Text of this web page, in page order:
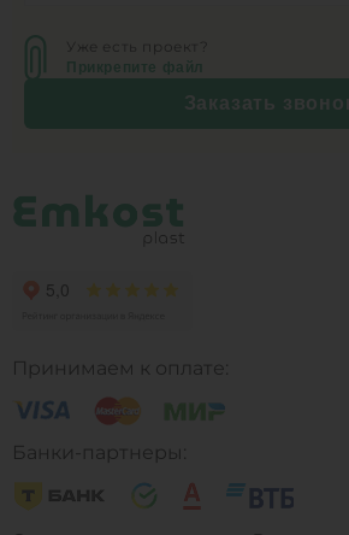
Уже есть проект?
Прикрепите файл
Заказать
Принимаем к оплате:
Банки-партнеры: